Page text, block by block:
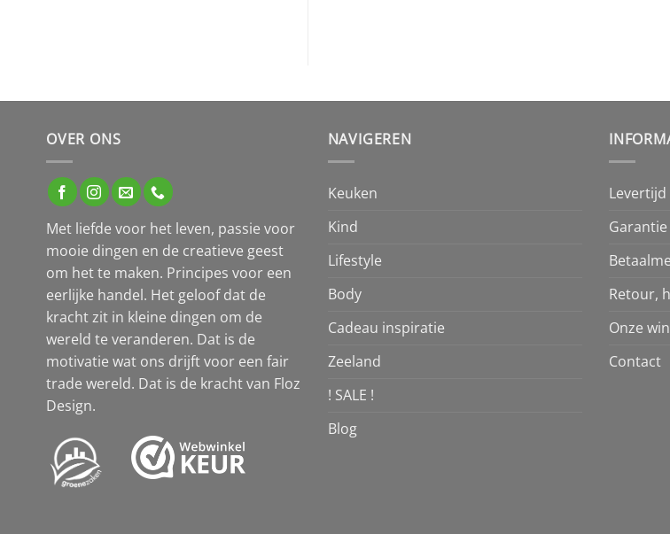
OVER ONS
Met liefde voor het leven, passie voor
mooie dingen en de creatieve geest
om het te maken. Principes voor een
eerlijke handel. Het geloof dat de
kracht zit in kleine dingen om de
wereld te veranderen. Dat is de
motivatie wat ons drijft voor een fair
trade wereld. Dat is de kracht van Floz
Design.
NAVIGEREN
Keuken
Kind
Lifestyle
Body
Cadeau inspiratie
Zeeland
! SALE !
Blog
Retour,
Onze
Contact